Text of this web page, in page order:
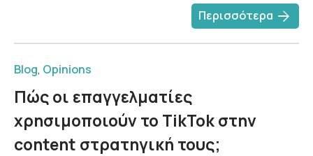
Περισσότερα arrow_forward
Blog, Opinions
Πώς οι επαγγελματίες
χρησιμοποιούν το TikTok στην
content στρατηγική τους;